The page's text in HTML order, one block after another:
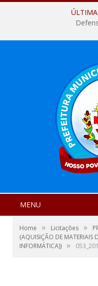
MENU
Home » Licitações »
(AQUISIÇÃO DE MATERIAIS
INFORMÁTICA)) »